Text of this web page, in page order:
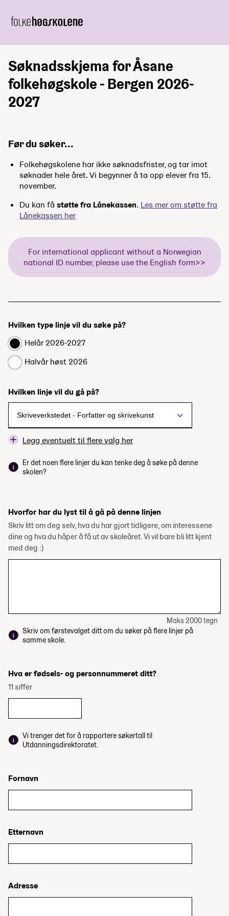
Søknadsskjema for Åsane
folkehøgskole - Bergen 2026-
2027
Før du søker...
Folkehøgskolene har ikke søknadsfrister, og tar imot
søknader hele året. Vi begynner å ta opp elever fra 15.
november.
Du kan fåstøtte fra Lånekassen. Les mer om støtte fra
Lånekassen her
For international applicant without a Norwegian
national ID number, please use the English form>>
Hvilken type linje vil du søke på?
Helår 2026-2027
Halvår høst 2026
Hvilken linje vil du gå på?
Legg eventuelt til flere valg her
Er det noen flere linjer du kan tenke deg å søke på denne
skolen?
Hvorfor har du lyst til å gå på denne linjen
Skriv litt om deg selv, hva du har gjort tidligere, om interessene
dine og hva du håper å få ut av skoleåret. Vi vil bare bli litt kjent
med deg :)
Maks 2000 tegn
Skriv om førstevalget ditt om du søker på flere linjer på
samme skole.
Hva er fødsels- og personnummeret ditt?
11 siffer
Vi trenger det for å rapportere søkertall til
Utdanningsdirektoratet.
Fornavn
Etternavn
Adresse